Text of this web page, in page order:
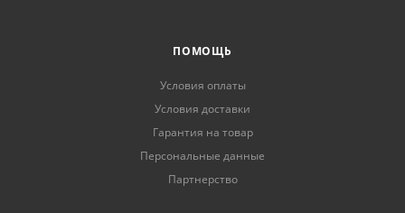
ПОМОЩЬ
Условия оплаты
Условия доставки
Гарантия на товар
Персональные данные
Партнерство